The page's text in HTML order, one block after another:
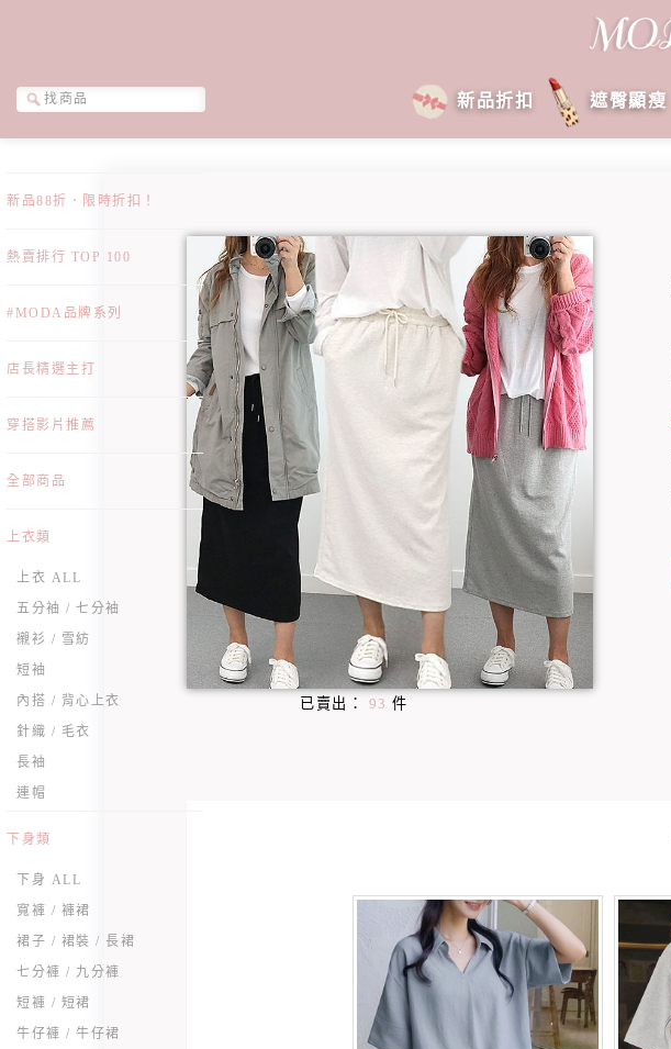
新品折扣 遮臀顯瘦
新品88折．限時折扣！
熱賣排行 TOP 100
#MODA品牌系列
店長精選主打
穿搭影片推薦
全部商品
上衣類
上衣 ALL
五分袖 / 七分袖
襯衫 / 雪紡
短袖
內搭 / 背心上衣
針織 / 毛衣
長袖
連帽
下身類
下身 ALL
寬褲 / 褲裙
裙子 / 裙裝 / 長裙
七分褲 / 九分褲
短褲 / 短裙
牛仔褲 / 牛仔裙
已賣出： 93 件